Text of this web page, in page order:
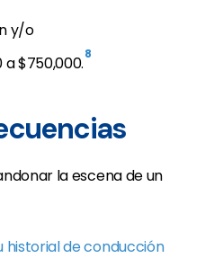
y/o
$750,000.8
la escena de un
historial de conducción